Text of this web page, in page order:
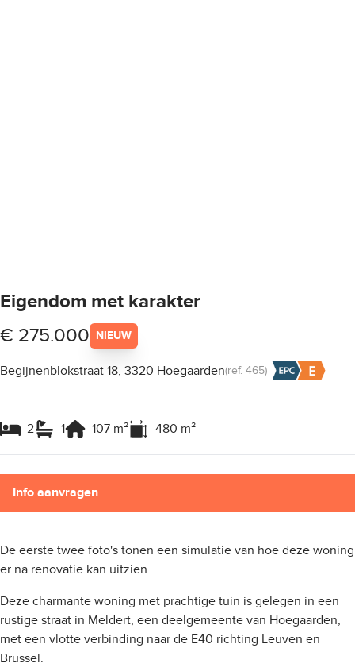
Eigendom met karakter
€ 275.000 NIEUW
Begijnenblokstraat 18, 3320 Hoegaarden(ref. 465)
2 1 107 m² 480 m²
Info aanvragen
De eerste twee foto's tonen een simulatie van hoe deze woning
er na renovatie kan uitzien.
Deze charmante woning met prachtige tuin is gelegen in een
rustige straat in Meldert, een deelgemeente van Hoegaarden,
met een vlotte verbinding naar de E40 richting Leuven en
Brussel.